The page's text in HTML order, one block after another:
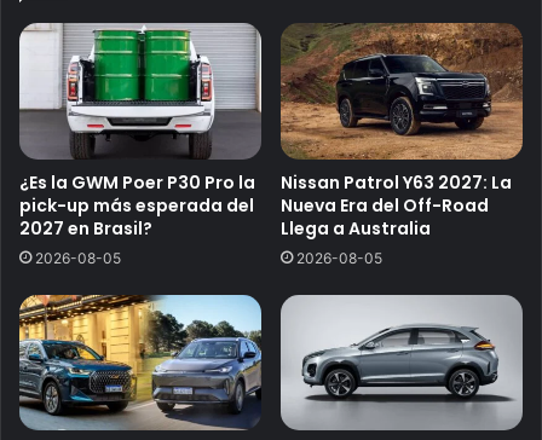
¿Es la GWM Poer P30 Pro la
pick-up más esperada del
2027 en Brasil?
2026-08-05
Nissan Patrol Y63 2027: La
Nueva Era del Off-Road
Llega a Australia
2026-08-05